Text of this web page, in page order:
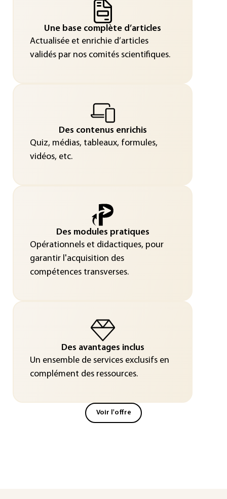
Une base complète d’articles
Actualisée et enrichie d’articles
validés par nos comités scientifiques.
Des contenus enrichis
Quiz, médias, tableaux, formules,
vidéos, etc.
Des modules pratiques
Opérationnels et didactiques, pour
garantir l'acquisition des
compétences transverses.
Des avantages inclus
Un ensemble de services exclusifs en
complément des ressources.
Voir l'offre